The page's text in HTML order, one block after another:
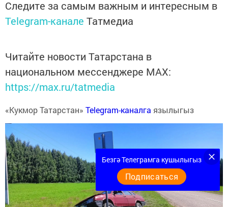
Следите за самым важным и интересным в
Telegram-канале Татмедиа
Читайте новости Татарстана в
национальном мессенджере MАХ:
https://max.ru/tatmedia
«Кукмор Татарстан» Telegram-каналга язылыгыз
Безгә Телеграмга кушылыгыз
Подписаться